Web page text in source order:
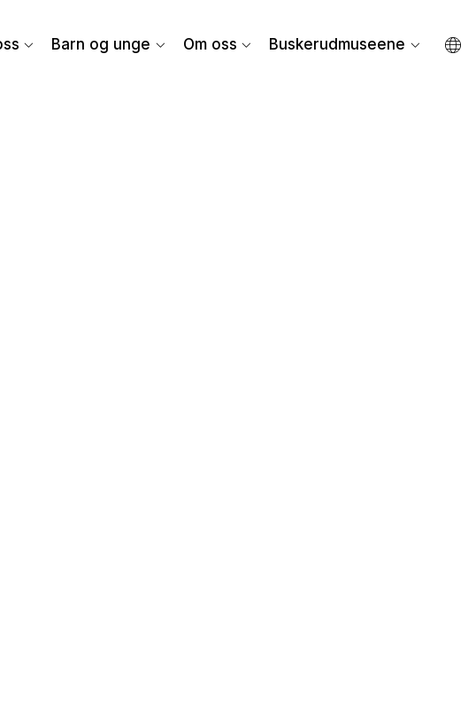
Barn og unge Om oss Buskerudmuseene